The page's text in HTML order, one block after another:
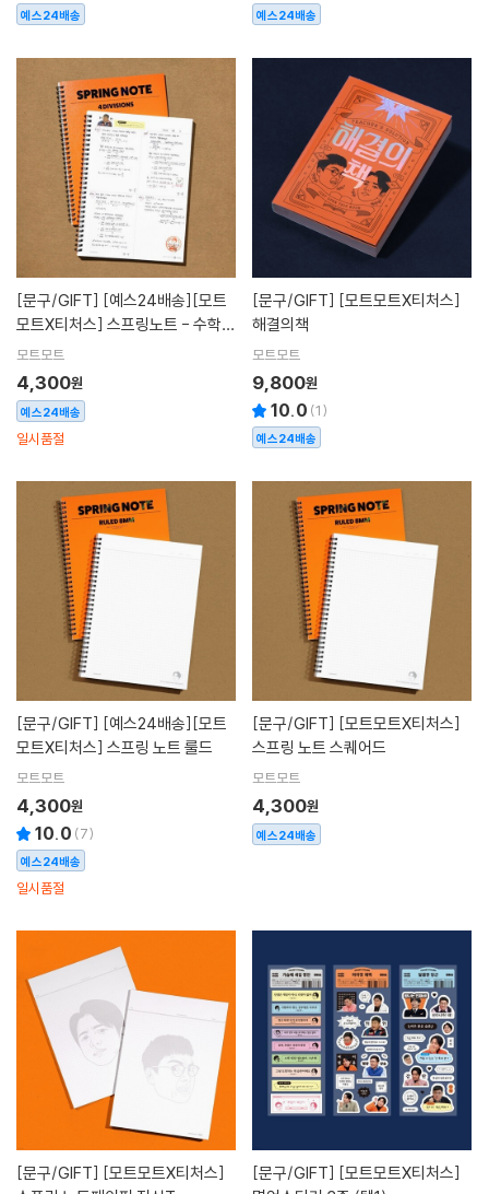
예스24배송 예스24배송
[문구/GIFT]
모트X티처스] 스프링노트 - 수학노
트(4분할)
모트모트
4,300원
예스24배송
일시품절
[문구/GIFT]
해결의책
모트모트
9,800원
10.0 (1)
예스24배송
[문구/GIFT]
모트X티처스] 스프링 노트 룰드
모트모트
4,300원
10.0 (7)
예스24배송
일시품절
[문구/GIFT]
스프링 노트 스퀘어드
모트모트
4,300원
예스24배송
[문구/GIFT] [문구/GIFT]